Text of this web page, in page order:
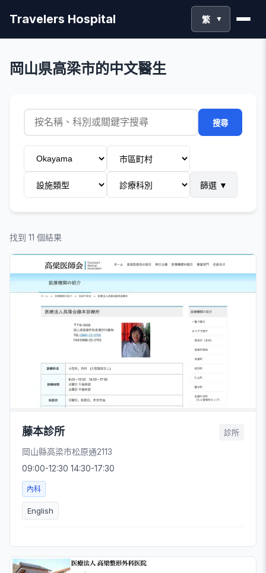
Travelers Hospital 繁 ▼
岡山県高梁市的中文醫生
搜尋
篩選 ▼
找到 11 個結果
藤本診所 診所
岡山縣高梁市松原通2113
09:00-12:30 14:30-17:30
內科
English